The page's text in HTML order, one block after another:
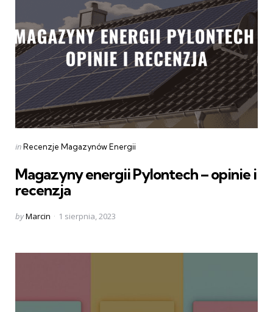
Categories
Posted
inRecenzje Magazynów Energii
Magazyny energii Pylontech – opinie i
recenzja
Posted
byMarcin 1 sierpnia, 2023